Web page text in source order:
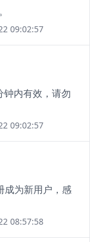
09:02:57
钟内有效，请勿
09:02:57
成为新用户，感
08:57:58